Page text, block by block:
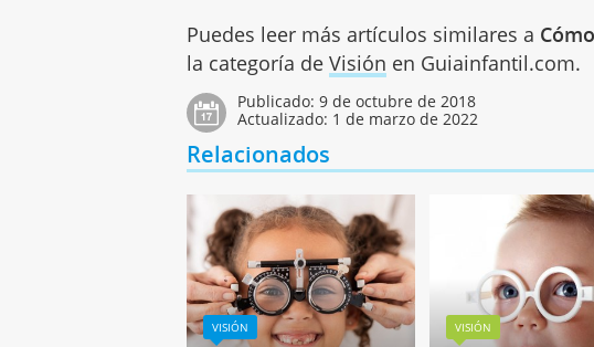
Puedes leer más artículos similares a
la categoría deVisión en Guiainfantil.com.
Publicado:9 de octubre de 2018
Actualizado: 1 de marzo de 2022
Relacionados
VISIÓN VISIÓN